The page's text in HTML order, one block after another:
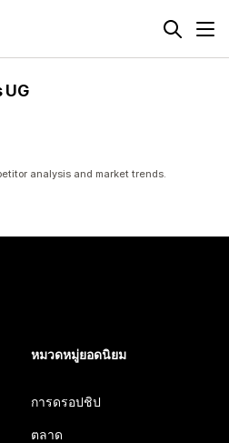
analysis and market trends.
หมวดหมู่ยอดนิยม
การดรอปชิป
ตลาด